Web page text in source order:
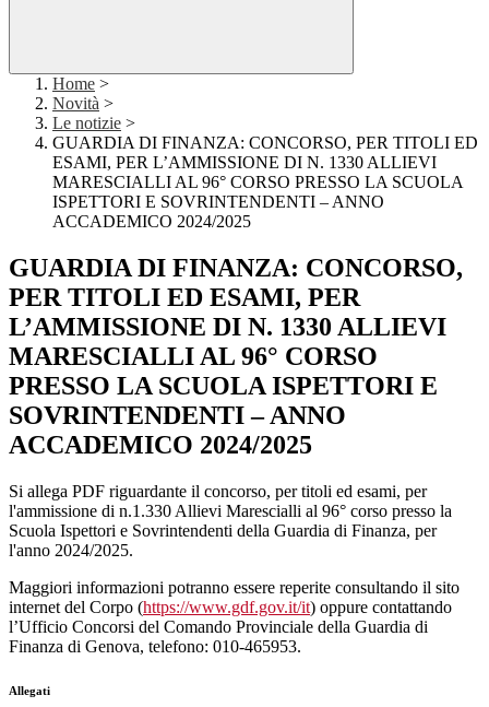
Home >
Novità >
Le notizie >
GUARDIA DI FINANZA: CONCORSO, PER TITOLI ED
ESAMI, PER L’AMMISSIONE DI N. 1330 ALLIEVI
MARESCIALLI AL 96° CORSO PRESSO LA SCUOLA
ISPETTORI E SOVRINTENDENTI – ANNO
ACCADEMICO 2024/2025
GUARDIA DI FINANZA: CONCORSO,
PER TITOLI ED ESAMI, PER
L’AMMISSIONE DI N. 1330 ALLIEVI
MARESCIALLI AL 96° CORSO
PRESSO LA SCUOLA ISPETTORI E
SOVRINTENDENTI – ANNO
ACCADEMICO 2024/2025
Si allega PDF riguardante il concorso, per titoli ed esami, per
l'ammissione di n.1.330 Allievi Marescialli al 96° corso presso la
Scuola Ispettori e Sovrintendenti della Guardia di Finanza, per
l'anno 2024/2025.
Maggiori informazioni potranno essere reperite consultando il sito
internet del Corpo (https://www.gdf.gov.it/it) oppure contattando
l’Ufficio Concorsi del Comando Provinciale della Guardia di
Finanza di Genova, telefono: 010-465953.
Allegati